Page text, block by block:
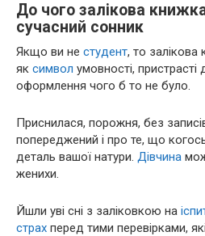
До чого залікова
сучасний сонник
Якщо ви не студент, то залікова
як символ умовності,
оформлення чого б то не було.
Приснилася, порожня, без
попереджений і про те, що
деталь вашої натури. Дівчина
женихи.
Йшли уві сні з заліковкою на
страх перед тими перевірками,